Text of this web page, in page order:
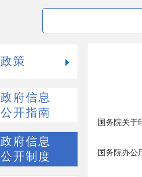
政策
政府信息
公开指南
政府信息
公开制度
国务院关于
国务院办公